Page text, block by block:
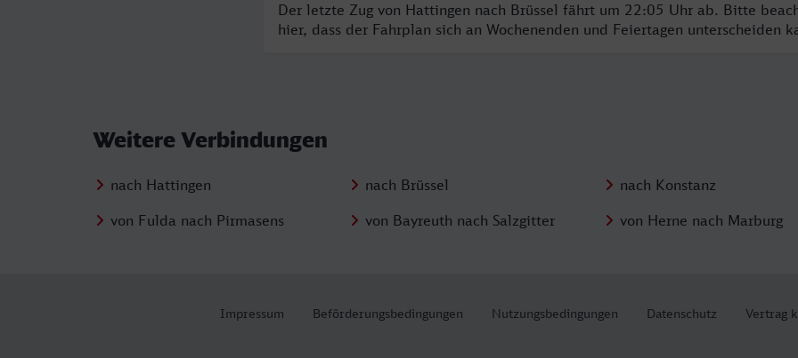
Der letzte Zug von Hattingen nach Brüssel fährt um 22:05 Uhr ab. Bitte
hier, dass der Fahrplan sich an Wochenenden und Feiertagen unterscheiden
Weitere Verbindungen
nach Hattingen nach Brüssel nach Konstanz
von Fulda nach Pirmasens
von Bayreuth nach Salzgitter von Herne nach Marburg
Impressum Beförderungsbedingungen Nutzungsbedingungen Datenschutz Vertrag